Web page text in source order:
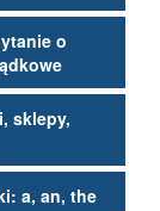
o
sklepy,
a, an, the